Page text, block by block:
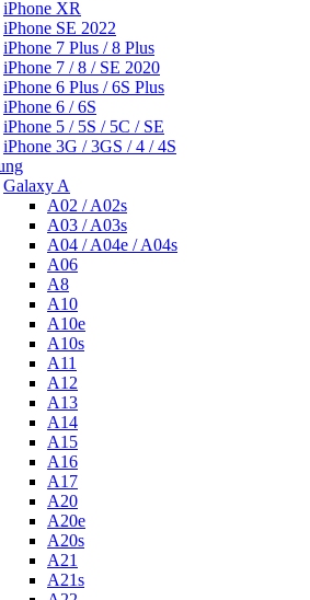
iPhone XR
iPhone SE 2022
iPhone 7 Plus / 8 Plus
iPhone 7 / 8 / SE 2020
iPhone 6 Plus / 6S Plus
iPhone 6 / 6S
iPhone 5 / 5S / 5C / SE
iPhone 3G / 3GS / 4 / 4S
Galaxy A
A02 / A02s
A03 / A03s
A04 / A04e / A04s
A06
A8
A10
A10e
A10s
A11
A12
A13
A14
A15
A16
A17
A20
A20e
A20s
A21
A21s